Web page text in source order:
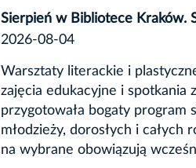
Sierpień w Bibliotece Kraków.
2026-08-04
Warsztaty literackie i
zajęcia edukacyjne i spotkania
przygotowała bogaty program
młodzieży, dorosłych i całych
na wybrane obowiązują